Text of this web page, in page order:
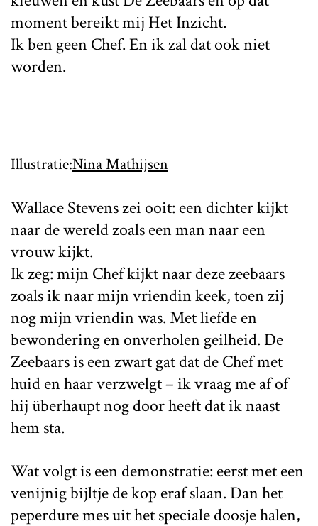
moment bereikt mij Het Inzicht.
Ik ben geen Chef. En ik zal dat ook niet
worden.
Illustratie:Nina Mathijsen
Wallace Stevens zei ooit: een dichter kijkt
naar de wereld zoals een man naar een
vrouw kijkt.
Ik zeg: mijn Chef kijkt naar deze zeebaars
zoals ik naar mijn vriendin keek, toen zij
nog mijn vriendin was. Met liefde en
bewondering en onverholen geilheid. De
Zeebaars is een zwart gat dat de Chef met
huid en haar verzwelgt – ik vraag me af of
hij überhaupt nog door heeft dat ik naast
hem sta.
Wat volgt is een demonstratie: eerst met een
venijnig bijltje de kop eraf slaan. Dan het
peperdure mes uit het speciale doosje halen,